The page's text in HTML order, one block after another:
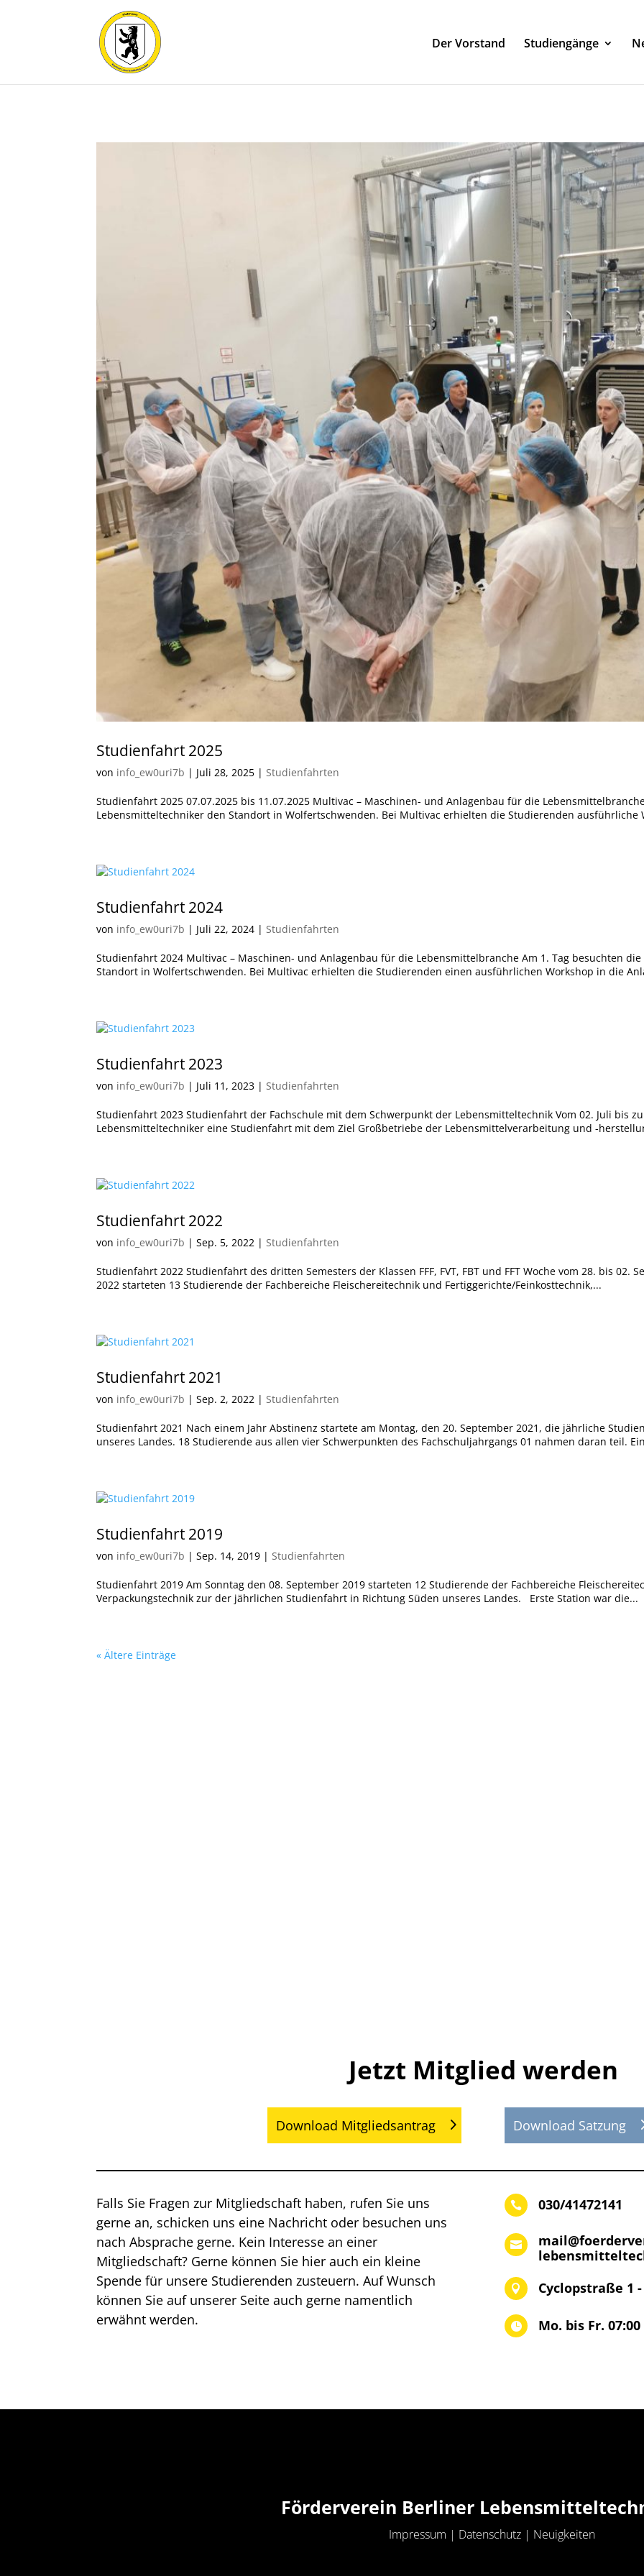
Der Vorstand Studiengänge
Studienfahrt 2025
von info_ew0uri7b | Juli 28, 2025 |Studienfahrten
Studienfahrt 2025 07.07.2025 bis 11.07.2025 Multivac – Maschinen- und Anlagenbau für die
Lebensmitteltechniker den Standort in Wolfertschwenden. Bei Multivac erhielten die Studierenden ausführliche
Studienfahrt 2024
von info_ew0uri7b | Juli 22, 2024 |Studienfahrten
Studienfahrt 2024 Multivac – Maschinen- und Anlagenbau für die Lebensmittelbranche Am 1. Tag besuchten
Standort in Wolfertschwenden. Bei Multivac erhielten die Studierenden einen ausführlichen Workshop in die
Studienfahrt 2023
von info_ew0uri7b | Juli 11, 2023 |Studienfahrten
Studienfahrt 2023 Studienfahrt der Fachschule mit dem Schwerpunkt der Lebensmitteltechnik Vom 02. Juli bis
Lebensmitteltechniker eine Studienfahrt mit dem Ziel Großbetriebe der Lebensmittelverarbeitung und -
Studienfahrt 2022
von info_ew0uri7b |Sep. 5, 2022 |Studienfahrten
Studienfahrt 2022 Studienfahrt des dritten Semesters der Klassen FFF, FVT, FBT und FFT Woche vom 28. bis 02.
2022 starteten 13 Studierende der Fachbereiche Fleischereitechnik und Fertiggerichte/Feinkosttechnik,...
Studienfahrt 2021
von info_ew0uri7b |Sep. 2, 2022 |Studienfahrten
Studienfahrt 2021 Nach einem Jahr Abstinenz startete am Montag, den 20. September 2021, die jährliche
unseres Landes. 18 Studierende aus allen vier Schwerpunkten des Fachschuljahrgangs 01 nahmen daran teil.
Studienfahrt 2019
von info_ew0uri7b |Sep. 14, 2019 |Studienfahrten
Studienfahrt 2019 Am Sonntag den 08. September 2019 starteten 12 Studierende der Fachbereiche
Verpackungstechnik zur der jährlichen Studienfahrt in Richtung Süden unseres Landes. Erste Station war die...
« Ältere Einträge
Jetzt Mitglied werden
Download Mitgliedsantrag Download Satzung
Falls Sie Fragen zur Mitgliedschaft haben, rufen Sie uns
gerne an, schicken uns eine Nachricht oder besuchen uns
nach Absprache gerne. Kein Interesse an einer
Mitgliedschaft? Gerne können Sie hier auch ein kleine
Spende für unsere Studierenden zusteuern. Auf Wunsch
können Sie auf unserer Seite auch gerne namentlich
erwähnt werden.
 030/41472141

 Cyclopstraße 1
 Mo. bis Fr.
Förderverein Berliner
Impressum | Datenschutz| Neuigkeiten